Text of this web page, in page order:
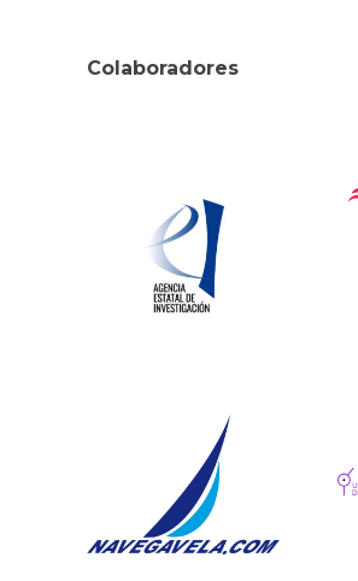
Colaboradores